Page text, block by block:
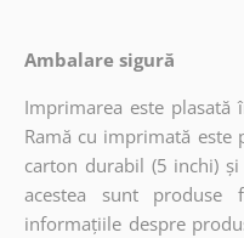
Ambalare sigură
Imprimarea este
Ramă cu imprimată
carton durabil (5 inchi)
acestea sunt
informațiile despre